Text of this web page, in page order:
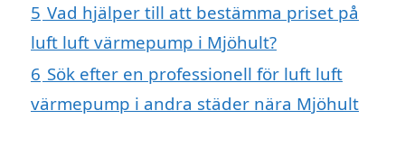
5 Vad hjälper till att bestämma priset på
luft luft värmepump i Mjöhult?
6 Sök efter en professionell för luft luft
värmepump i andra städer nära Mjöhult